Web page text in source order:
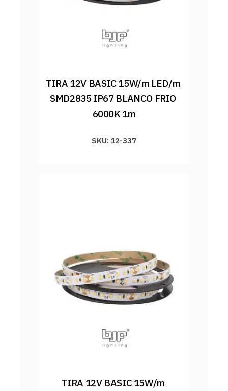
TIRA 12V BASIC 15W/m LED/m
SMD2835 IP67 BLANCO FRIO
6000K 1m
SKU: 12-337
TIRA 12V BASIC 15W/m